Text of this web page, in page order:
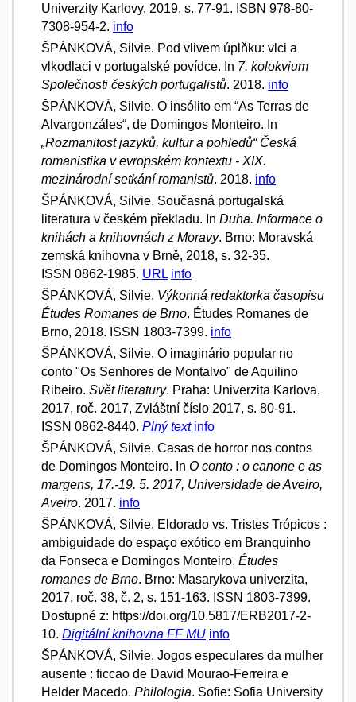
Univerzity Karlovy, 2019, s. 77-91. ISBN 978-80-
7308-954-2. info
ŠPÁNKOVÁ, Silvie. Pod vlivem úplňku: vlci a
vlkodlaci v portugalské povídce. In 7. kolokvium
Společnosti českých portugalistů. 2018. info
ŠPÁNKOVÁ, Silvie. O insólito em “As Terras de
Alvargonzáles“, de Domingos Monteiro. In
„Rozmanitost jazyků, kultur a pohledů“ Česká
romanistika v evropském kontextu - XIX.
mezinárodní setkání romanistů. 2018. info
ŠPÁNKOVÁ, Silvie. Současná portugalská
literatura v českém překladu. In Duha. Informace o
knihách a knihovnách z Moravy. Brno: Moravská
zemská knihovna v Brně, 2018, s. 32-35.
ISSN 0862-1985. URL info
ŠPÁNKOVÁ, Silvie. Výkonná redaktorka časopisu
Études Romanes de Brno. Études Romanes de
Brno, 2018. ISSN 1803-7399. info
ŠPÁNKOVÁ, Silvie. O imaginário popular no
conto "Os Senhores de Montalvo" de Aquilino
Ribeiro. Svět literatury. Praha: Univerzita Karlova,
2017, roč. 2017, Zvláštní číslo 2017, s. 80-91.
ISSN 0862-8440. Plný text info
ŠPÁNKOVÁ, Silvie. Casas de horror nos contos
de Domingos Monteiro. In O conto : o canone e as
margens, 17.-19. 5. 2017, Universidade de Aveiro,
Aveiro. 2017. info
ŠPÁNKOVÁ, Silvie. Eldorado vs. Tristes Trópicos :
ambiguidade do espaço exótico em Branquinho
da Fonseca e Domingos Monteiro. Études
romanes de Brno. Brno: Masarykova univerzita,
2017, roč. 38, č. 2, s. 151-163. ISSN 1803-7399.
Dostupné z: https://doi.org/10.5817/ERB2017-2-
10. Digitální knihovna FF MU info
ŠPÁNKOVÁ, Silvie. Jogos especulares da mulher
ausente : ficcao de David Mourao-Ferreira e
Helder Macedo. Philologia. Sofie: Sofia University